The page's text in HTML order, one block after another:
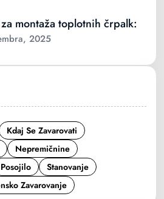
montaža toplotnih črpalk:
2025
Kdaj Se Zavarovati
Nepremičnine
Posojilo
Stanovanje
Zavarovanje